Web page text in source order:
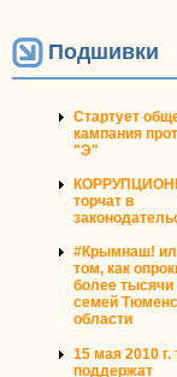
Подшивки
Стартует
кампания
"Э"
торчат в
#Крымнаш!
том, как
более
семей
области
15 мая 2010
поддержат